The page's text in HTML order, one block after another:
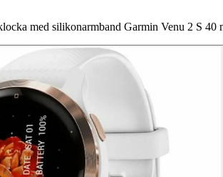
med silikonarmband Garmin Venu 2 S 40